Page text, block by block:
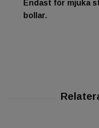
Endast för mjuka
bollar.